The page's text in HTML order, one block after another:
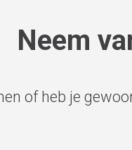
Neem
of heb je